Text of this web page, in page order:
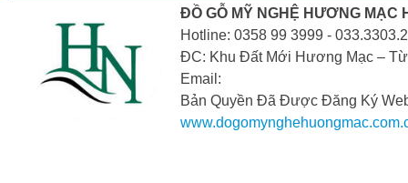
ĐỒ GỖ MỸ NGHỆ HƯƠNG MẠC
Hotline: 0358 99 3999 -
ĐC: Khu Đất Mới Hương Mạc –
Email:
Bản Quyền Đã Được Đăng Ký